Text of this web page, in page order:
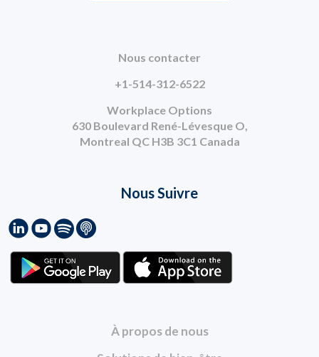
À propos de nous
Nous contacter
+1-514-312-6522
Workplace Options
630 Boulevard René-Lévesque O,
Montreal QC H3B 3C1 Canada
Nous Suivre